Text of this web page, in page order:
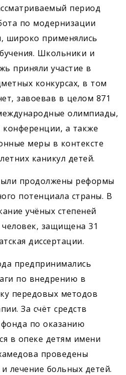
период
по модернизации
широко применялись
Школьники и
приняли участие в
конкурсах, в том
завоевав в целом 871
олимпиады,
конференции, а также
меры в контексте
каникул детей.
продолжены реформы
потенциала страны. В
учёных степеней
защищена 31
диссертации.
предпринимались
по внедрению в
передовых методов
За счёт средств
по оказанию
в опеке детям имени
проведены
лечение больных детей.